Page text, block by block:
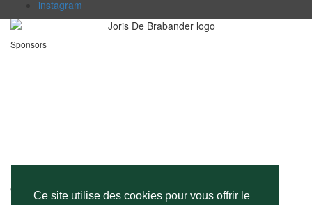
Ce site utilise des cookies pour vous offrir le
instagram
Sponsors
Contact